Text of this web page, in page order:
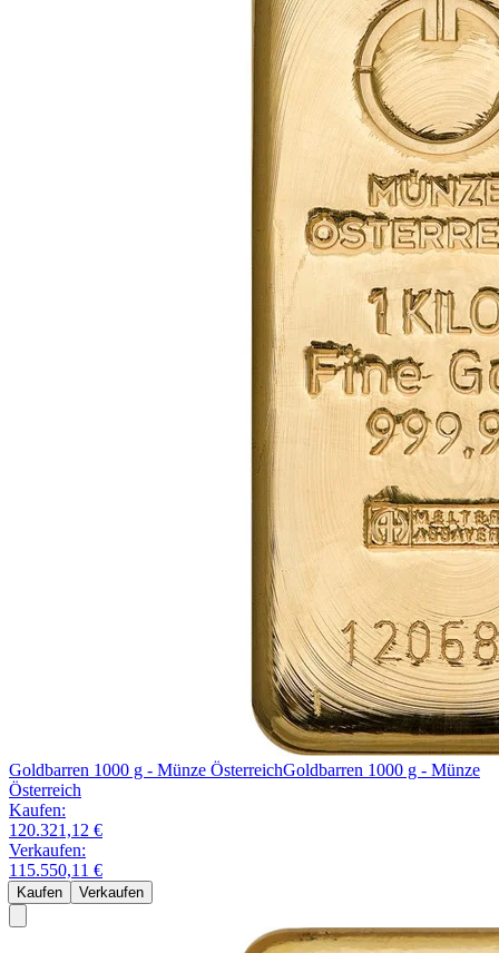
Goldbarren 1000 g - Münze ÖsterreichGoldbarren 1000 g - Münze
Österreich
Kaufen:
120.321,12 €
Verkaufen:
115.550,11 €
Kaufen Verkaufen